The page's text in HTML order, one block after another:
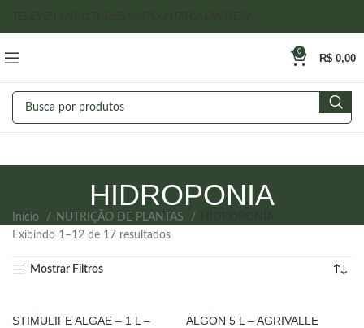
0 R$ 0,00
HIDROPONIA
Início NUTRIÇÃO DE PLANTAS
Exibindo 1–12 de 17 resultados
Mostrar Filtros
STIMULIFE ALGAE – 1 L –
VENDIDOS
ALGON 5 L – AGRIVALLE